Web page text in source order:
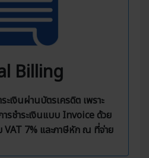
Billing
ะเงินผ่านบัตรเครดิต เพราะ
ชำระเงินแบบ Invoice ด้วย
VAT 7% และภาษีหัก ณ ที่จ่าย